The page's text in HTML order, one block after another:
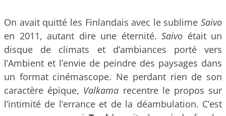
On avait quitté les Finlandais avec le sublime Saivo
en 2011, autant dire une éternité. Saivo était un
disque de climats et d’ambiances porté vers
l’Ambient et l’envie de peindre des paysages dans
un format cinémascope. Ne perdant rien de son
caractère épique, Valkama recentre le propos sur
l’intimité de l’errance et de la déambulation. C’est